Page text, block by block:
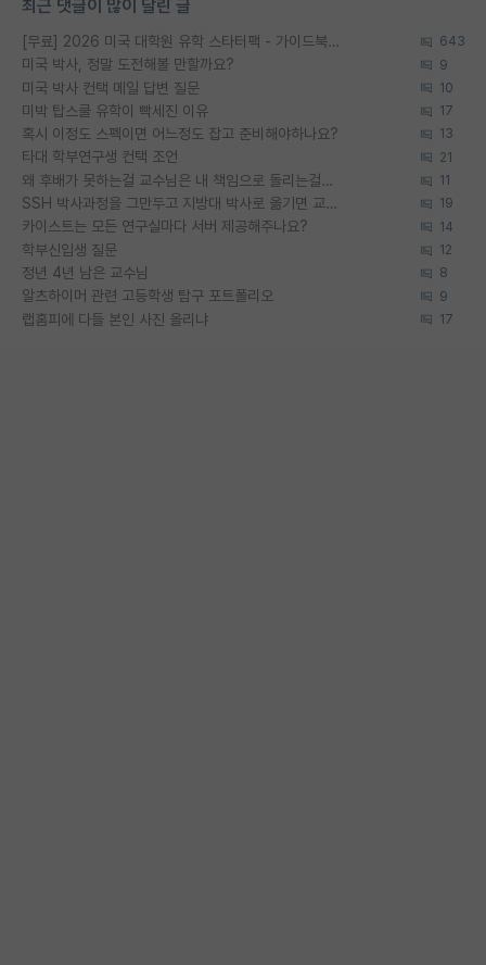
최근 댓글이 많이 달린 글
[무료] 2026 미국 대학원 유학 스타터팩 - 가이드북 & 합격자 컨택메일 템플릿 643
미국 박사, 정말 도전해볼 만할까요? 9
미국 박사 컨택 메일 답변 질문 10
미박 탑스쿨 유학이 빡세진 이유 17
혹시 이정도 스펙이면 어느정도 잡고 준비해야하나요? 13
타대 학부연구생 컨택 조언 21
왜 후배가 못하는걸 교수님은 내 책임으로 돌리는걸까요? 11
SSH 박사과정을 그만두고 지방대 박사로 옮기면 교수의 꿈은 끝일까요? 19
카이스트는 모든 연구실마다 서버 제공해주나요? 14
학부신입생 질문 12
정년 4년 남은 교수님 8
알츠하이머 관련 고등학생 탐구 포트폴리오 9
랩홈피에 다들 본인 사진 올리냐 17